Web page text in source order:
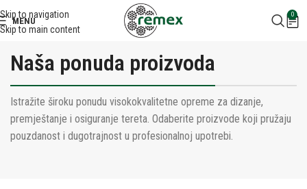
Skip to navigation
Skip to main content
MENU
0
Naša ponuda proizvoda
Istražite široku ponudu visokokvalitetne opreme za dizanje,
premještanje i osiguranje tereta. Odaberite proizvode koji pružaju
pouzdanost i dugotrajnost u profesionalnoj upotrebi.